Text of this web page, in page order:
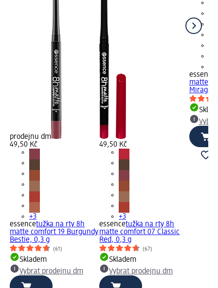
prodejnu dm
49,50 Kč
+3
essencetužka na rty 8h
matte comfort 19 Burgundy
Bestie, 0,3 g
(61)
Skladem
Vybrat prodejnu dm
49,50 Kč
+3
essencetužka na rty 8h
matte comfort 07 Classic
Red, 0,3 g
(67)
Skladem
Vybrat prodejnu dm
essence
matte
Mirage,